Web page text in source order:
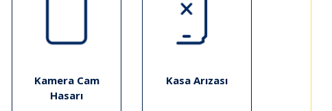
Kamera Cam
Hasarı
Kasa Arızası